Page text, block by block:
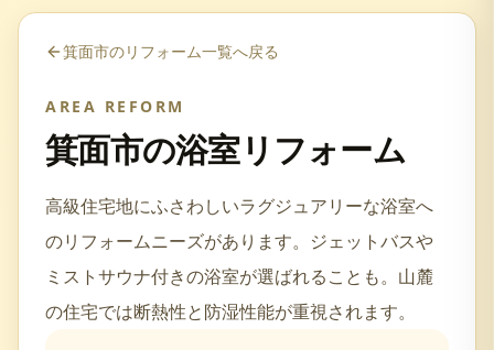
箕面市のリフォーム一覧へ戻る
AREA REFORM
箕面市の浴室リフォーム
高級住宅地にふさわしいラグジュアリーな浴室へ
のリフォームニーズがあります。ジェットバスや
ミストサウナ付きの浴室が選ばれることも。山麓
の住宅では断熱性と防湿性能が重視されます。